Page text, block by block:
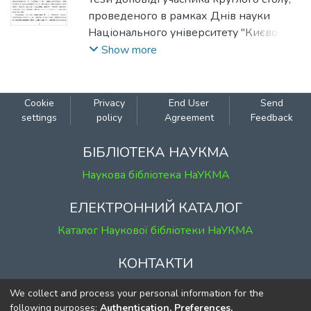
Артикуца, Наталія
проведеного в рамках Днів науки
Національного університету "Києво-
Могилянська академія" на факультеті
Show more
Cookie
settings
Privacy
policy
End User
Agreement
Send
Feedback
БІБЛІОТЕКА НАУКМА
Наукова бібліотека НаУКМА
ЕЛЕКТРОННИЙ КАТАЛОГ
Каталог Наукової бібліотеки НаУКМА
КОНТАКТИ
м. Київ, вул. Григорія Сковороди, 2
к. 1, к. 120
We collect and process your personal information for the
following purposes: Authentication, Preferences,